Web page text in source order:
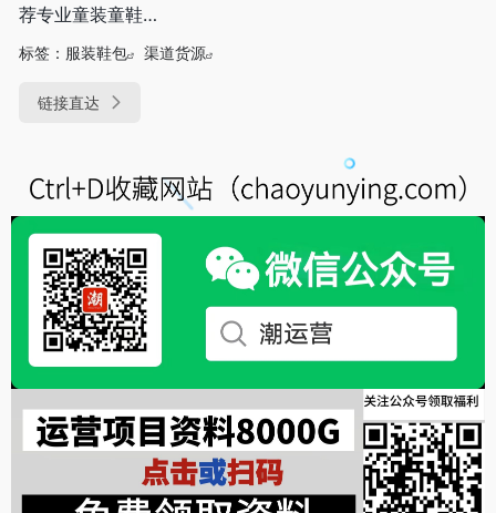
荐专业童装童鞋…
标签： 服装鞋包 渠道货源
链接直达